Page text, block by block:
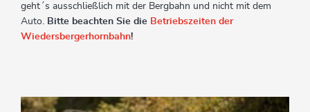
geht´s ausschließlich mit der Bergbahn und nicht mit dem
Auto. Bitte beachten Sie die Betriebszeiten der
Wiedersbergerhornbahn!